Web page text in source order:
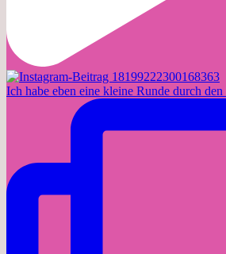
Ich habe eben eine kleine Runde durch den